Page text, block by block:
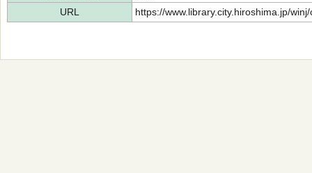
URL
https://www.library.city.hiroshima.jp/